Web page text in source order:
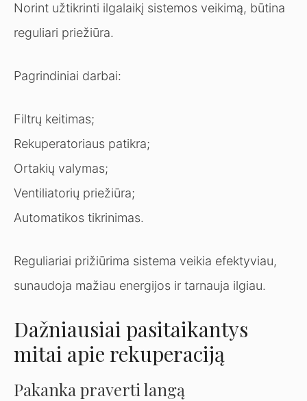
Norint užtikrinti ilgalaikį sistemos veikimą, būtina
reguliari priežiūra.
Pagrindiniai darbai:
Filtrų keitimas;
Rekuperatoriaus patikra;
Ortakių valymas;
Ventiliatorių priežiūra;
Automatikos tikrinimas.
Reguliariai prižiūrima sistema veikia efektyviau,
sunaudoja mažiau energijos ir tarnauja ilgiau.
Dažniausiai pasitaikantys
mitai apie rekuperaciją
Pakanka praverti langą